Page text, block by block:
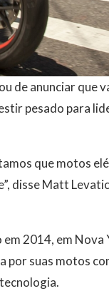
de anunciar que
pesado para
que motos
disse Matt
2014, em Nova
por suas motos